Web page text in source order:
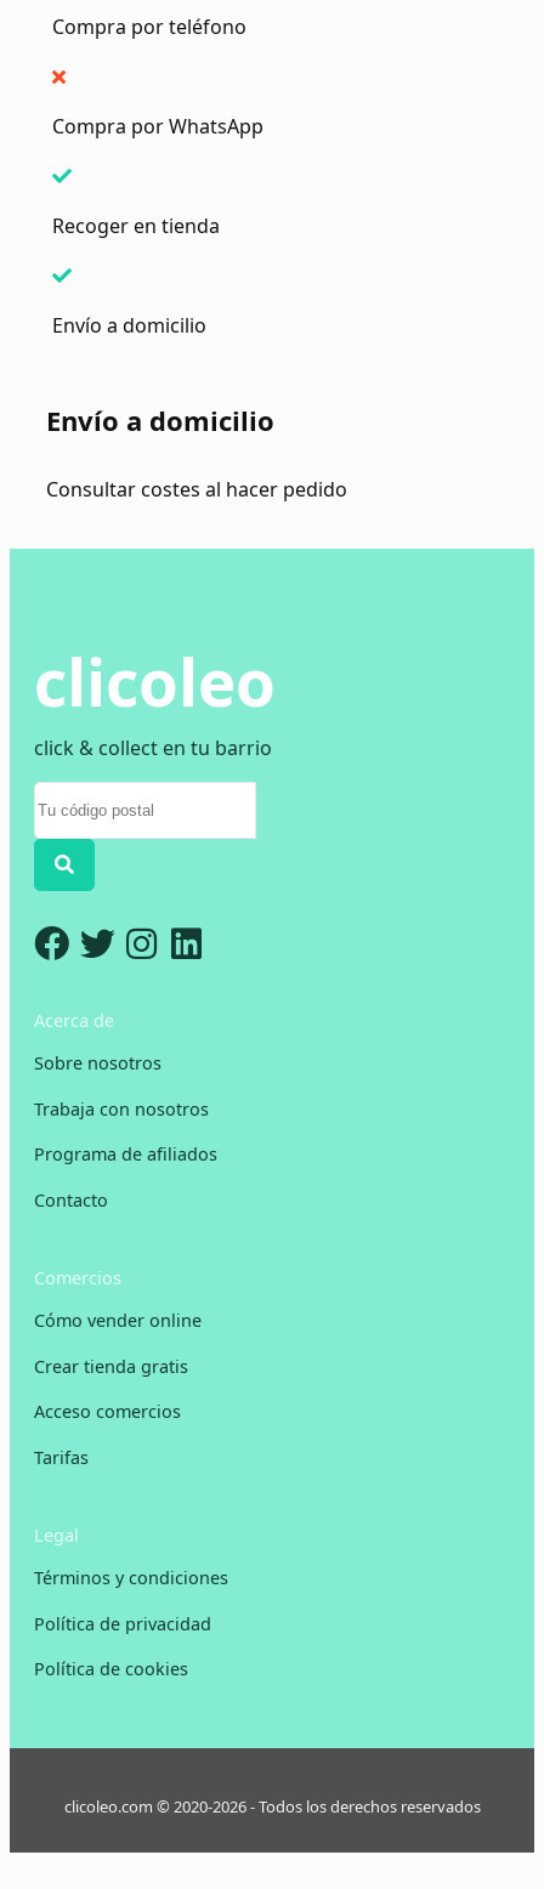
Compra por teléfono
Compra por WhatsApp
Recoger en tienda
Envío a domicilio
Envío a domicilio
Consultar costes al hacer pedido
clicoleo
click & collect en tu barrio
Acerca de
Sobre nosotros
Trabaja con nosotros
Programa de afiliados
Contacto
Comercios
Cómo vender online
Crear tienda gratis
Acceso comercios
Tarifas
Legal
Términos y condiciones
Política de privacidad
Política de cookies
clicoleo.com © 2020-2026 - Todos los derechos reservados